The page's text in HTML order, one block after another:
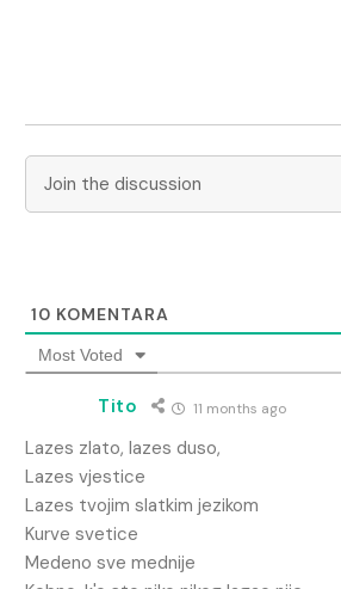
10 KOMENTARA
Most Voted
Tito 11 months ago
Lazes zlato, lazes duso,
Lazes vjestice
Lazes tvojim slatkim jezikom
Kurve svetice
Medeno sve mednije